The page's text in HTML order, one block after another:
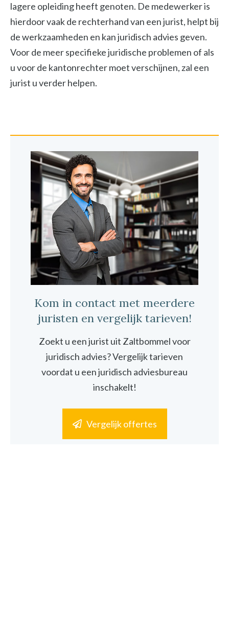
lagere opleiding heeft genoten. De medewerker is
hierdoor vaak de rechterhand van een jurist, helpt bij
de werkzaamheden en kan juridisch advies geven.
Voor de meer specifieke juridische problemen of als
u voor de kantonrechter moet verschijnen, zal een
jurist u verder helpen.
Kom in contact met meerdere
juristen en vergelijk tarieven!
Zoekt u een jurist uit Zaltbommel voor
juridisch advies? Vergelijk tarieven
voordat u een juridisch adviesbureau
inschakelt!
Vergelijk offertes